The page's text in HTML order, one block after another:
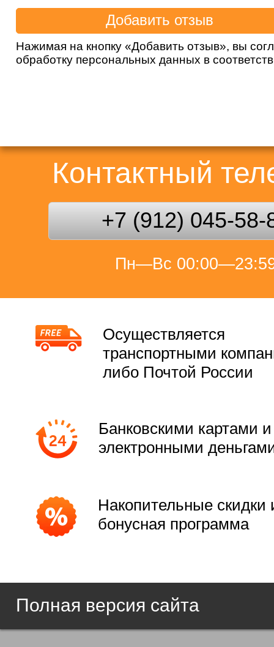
Нажимая на кнопку «Добавить отзыв», вы
обработку персональных данных в
Контактный
+7 (912) 045-58-
Пн—Вс
Осуществляется
транспортными
либо Почтой России
Банковскими картами и
электронными
Накопительные скидки
бонусная программа
Полная версия сайта